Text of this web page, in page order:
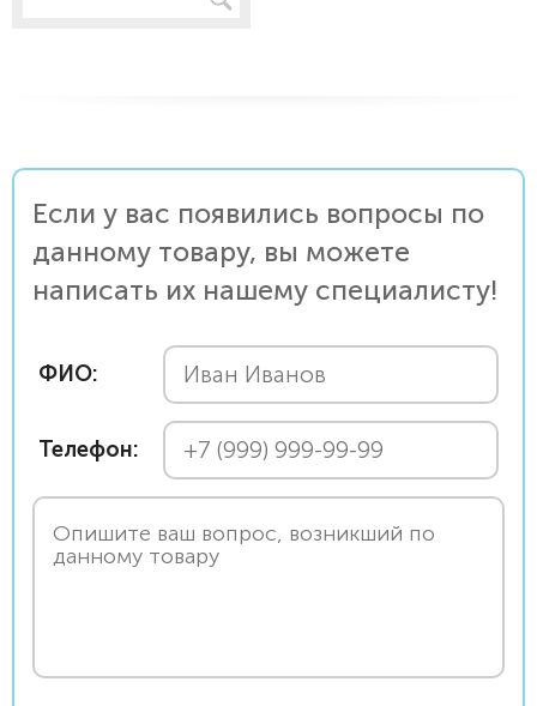
Если у вас появились вопросы по
данному товару, вы можете
написать их нашему специалисту!
ФИО:
Телефон: